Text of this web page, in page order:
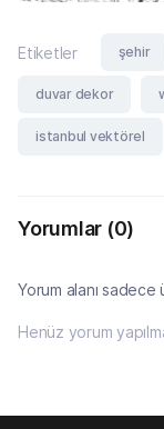
Etiketler şehir
duvar dekor
istanbul vektörel
Yorumlar (0)
Yorum alanı sadece
Henüz yorum